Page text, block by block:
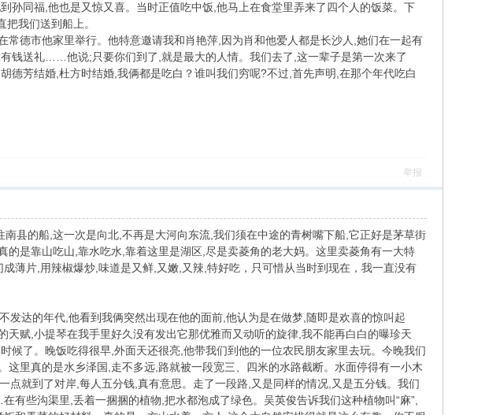
孙同福,他也是又惊又喜。当时正值吃中饭,他马上在食堂里弄来了四个人的饭菜。下
我们送到船上。
德市他家里举行。他特意邀请我和肖艳萍,因为肖和他爱人都是长沙人,她们在一起有
钱送礼……他说;只要你们到了,就是最大的人情。我们去了,这一辈子是第一次来了
德芳结婚,杜方时结婚,我俩都是吃白？谁叫我们穷呢?不过,首先声明,在那个年代吃白
举报
的船,这一次是向北,不再是大河向东流,我们须在中途的青树嘴下船,它正好是茅草街
是靠山吃山,靠水吃水,靠着这里是湖区,尽是卖菱角的老大妈。这里卖菱角有一大特
薄片,用辣椒爆炒,味道是又鲜,又嫩,又辣,特好吃，只可惜从当时到现在，我一直没有
达的年代,他看到我俩突然出现在他的面前,他认为是在做梦,随即是欢喜的惊叫起
赋,小提琴在我手里好久没有发出它那优雅而又动听的旋律,我不能再白白的曝珍天
候了。晚饭吃得很早,外面天还很亮,他带我们到他的一位农民朋友家里去玩。今晚我们
里真的是水乡泽国,走不多远,路就被一段宽三、四米的水路截断。水面停得有一小木
就到了对岸,每人五分钱,真有意思。走了一段路,又是同样的情况,又是五分钱。我们
些沟渠里,丢着一捆捆的植物,把水都泡成了绿色。吴英俊告诉我们这种植物叫“麻”,